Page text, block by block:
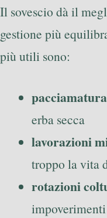
Il sovescio dà il
gestione più
più utili sono:
erba secca
lavorazioni
troppo la vita
rotazioni